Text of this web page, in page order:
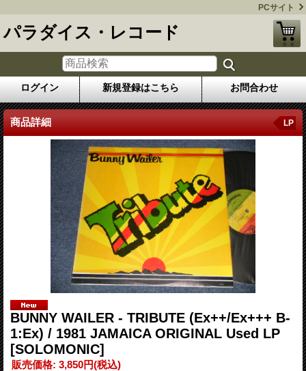
PCサイト
パラダイス・レコード
ログイン 新規登録はこちら お問合わせ
商品詳細 LP
BUNNY WAILER - TRIBUTE (Ex++/Ex+++ B-
1:Ex) / 1981 JAMAICA ORIGINAL Used LP
[SOLOMONIC]
販売価格: 3,850円(税込)